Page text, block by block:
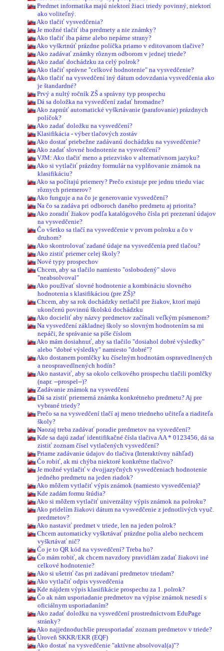
Predmet informatika majú niektorí žiaci triedy povinný, niektorí
ako voliteľný.
Ako tlačiť vysvedčenia?
Je možné tlačiť iba predmety a nie známky?
Ako tlačiť iba párne alebo nepárne strany?
Ako vyškrtnúť prázdne políčka priamo v editovanom tlačive?
Ako zadávať známky rôznym odborom v jednej triede?
Ako zadať dochádzku za celý polrok?
Ako tlačiť správne "celkové hodnotenie" na vysvedčenie?
Ako tlačiť na vysvedčení iný dátum odovzdania vysvedčenia ako
je štandardné?
Prvý a nultý ročník ZŠ a správny typ prospechu
Dá sa doložka na vysvedčení zadať hromadne?
Ako zapnúť automatické vyškrtávanie (parafovanie) prázdnych
políčok?
Ako zadať doložku na vysvedčení?
Klasifikácia - výber tlačových zostáv
Ako dostať priebežne zadávanú dochádzku na vysvedčenie?
Ako zadať slovné hodnotenie na vysvedčení?
VJM: Ako tlačiť meno a priezvisko v alternatívnom jazyku?
Ako si vytlačiť prázdny formulár na vyplňovanie známok na
klasifikáciu?
Ako sa počítajú priemery? Prečo existuje pre jednu triedu viac
rôznych priemerov?
Ako funguje a na čo je generovanie vysvedčení?
Na čo sa zadáva pri odboroch daného predmetu aj priorita?
Ako zoradiť žiakov podľa katalógového čísla pri prezeraní údajov
na vysvedčenie?
Čo všetko sa tlačí na vysvedčenie v prvom polroku a čo v
druhom?
Ako skontrolovať zadané údaje na vysvedčenia pred tlačou?
Ako zistiť priemer celej školy?
Nové typy prospechov
Chcem, aby sa tlačilo namiesto "oslobodený" slovo
"neabsolvoval"
Ako používať slovné hodnotenie a kombináciu slovného
hodnotenia s klasifikáciou (pre ZŠ)?
Chcem, aby sa rok dochádzky netlačil pre žiakov, ktorí majú
ukončenú povinnú školskú dochádzku
Ako docieliť aby názvy predmetov začínali veľkým písmenom?
Na vysvedčení základnej školy so slovným hodnotením sa mi
nepáči, že správanie sa píše číslom
Ako mám dosiahnuť, aby sa tlačilo "dosiahol dobré výsledky"
alebo "dobré výsledky" namiesto "dobré"?
Ako dostanem pomlčky ku číselným hodnotám ospravedlnených
a neospravedlnených hodín?
Ako nastaviť, aby sa okolo celkového prospechu tlačili pomlčky
(napr. --prospel--)?
Zadávanie známok na vysvedčení
Dá sa zistiť priemerná známka konkrétneho predmetu? Aj pre
vybrané triedy?
Prečo sa na vysvedčení tlačí aj meno triedneho učiteľa a riaditeľa
školy?
Naozaj treba zadávať poradie predmetov na vysvedčení?
Kde sa dajú zadať identifikačné čísla tlačiva AA * 0123456, dá sa
zistiť zoznam čísel vytlačených vysvedčení?
Priame zadávanie údajov do tlačiva (Interaktívny náhľad)
Čo robiť, ak mi chýba niektoré konkrétne tlačivo?
Je možné vytlačiť v dvojjazyčných vysvedčeniach hodnotenie
jedného predmetu na jeden riadok?
Ako môžem vytlačiť výpis známok (namiesto vysvedčenia)?
Kde zadám formu štúdia?
Ako si môžem vytlačiť univerzálny výpis známok na polroku?
Ako pridelím žiakovi dátum na vysvedčenie z jednotlivých vyuč.
predmetov?
Ako nastaviť predmet v triede, len na jeden polrok?
Chcem automaticky vyškrtávať prázdne polia alebo nechcem
vyškrtávať nič?
Čo je to QR kód na vysvedčení? Treba ho?
Čo mám robiť, ak chcem navzdory pravidlám zadať žiakovi iné
celkové hodnotenie?
Ako si ušetriť čas pri zadávaní predmetov triedam?
Ako vytlačiť odpis vysvedčenia
Kde nájdem výpis klasifikácie prospechu za 1. polrok?
Čo ak nám usporiadanie predmetov na výpise známok nesedí s
oficiálnym usporiadaním?
Ako zadať doložku na vysvedčení prostredníctvom EduPage
stránky?
Ako najjednoduchšie preusporiadať zoznam predmetov v triede?
Úroveň SKKR/EKR (EQF)
Ako dostať na vysvedčenie "aktívne absolvoval(a)"?